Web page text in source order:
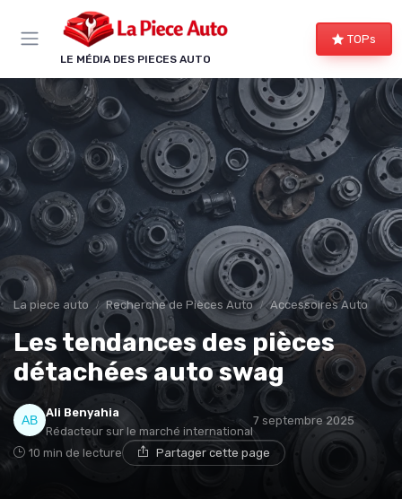
LE MÉDIA DES PIECES AUTO
TOPs
La piece auto Recherche de Pièces Auto Accessoires Auto
Les tendances des pièces
détachées auto swag
Ali Benyahia
Rédacteur sur le marché international
7 septembre 2025
10 min de lecture Partager cette page
Panneau de gestion des cookies